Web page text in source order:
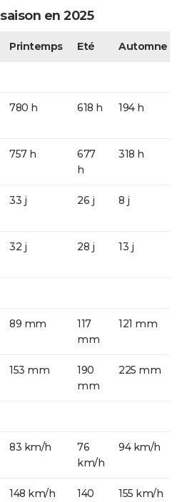
en 2025
Printemps Eté Automne
780 h 618 h 194 h
757 h
677
h
318 h
33 j 26 j 8 j
32 j 28 j 13 j
89 mm
117
mm
121 mm
153 mm
190
mm
225 mm
83 km/h
76
km/h
94 km/h
148 km/h
140
155 km/h